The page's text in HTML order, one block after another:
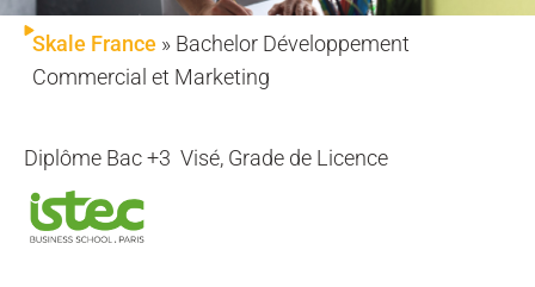
Skale France » Bachelor Développement
Commercial et Marketing
Diplôme Bac +3 Visé, Grade de Licence